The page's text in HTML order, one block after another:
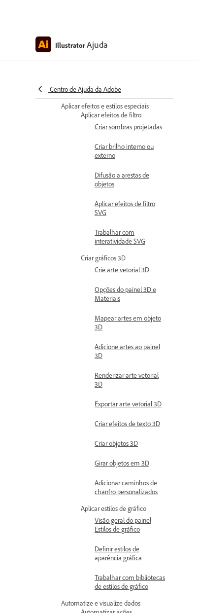
IllustratorAjuda
Centro de Ajuda da Adobe
camada
nas camadas
camadas
Aplicar efeitos e estilos especiais
Aplicar efeitos de filtro
Criar sombras projetadas
Criar brilho interno ou
externo
Difusão a arestas de
objetos
Aplicar efeitos de filtro
SVG
Trabalhar com
interatividade SVG
Criar gráficos 3D
Crie arte vetorial 3D
Opções do painel 3D e
Materiais
Mapear artes em objeto
3D
Adicione artes ao painel
3D
Renderizar arte vetorial
3D
Exportar arte vetorial 3D
Criar efeitos de texto 3D
Criar objetos 3D
Girar objetos em 3D
Adicionar caminhos de
chanfro personalizados
Aplicar estilos de gráfico
Visão geral do painel
Estilos de gráfico
Definir estilos de
aparência gráfica
Trabalhar com bibliotecas
de estilos de gráfico
Automatize e visualize dados